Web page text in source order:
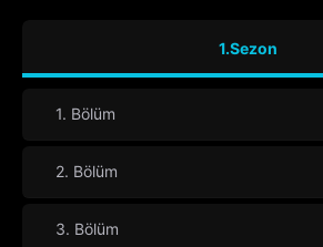
1.Sezon
1. Bölüm
2. Bölüm
3. Bölüm